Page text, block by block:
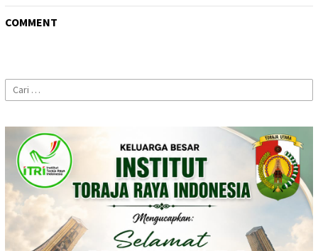
COMMENT
Cari
untuk: